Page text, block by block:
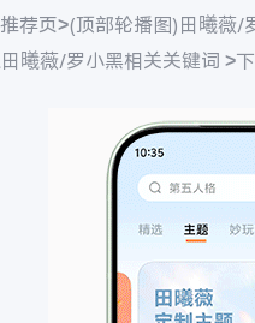
荐页>(顶部轮播图)田曦薇/
曦薇/罗小黑相关关键词 >下